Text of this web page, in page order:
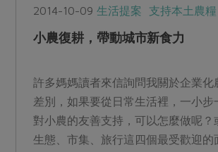
2014-10-09生活提案 支持本土農糧
小農復耕，帶動城市新食力
許多媽媽讀者來信詢問我關於企業化
差別，如果要從日常生活裡，一小步
對小農的友善支持，可以怎麼做呢？
生態、市集、旅行這四個最受歡迎的